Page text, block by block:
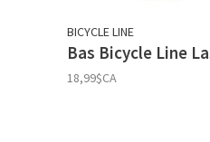
BICYCLE LINE
Bas Bicycle Line
18,99$CA